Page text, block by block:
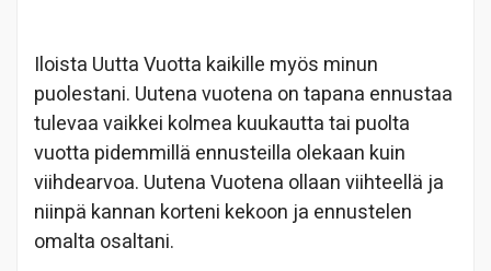
Iloista Uutta Vuotta kaikille myös minun
puolestani. Uutena vuotena on tapana ennustaa
tulevaa vaikkei kolmea kuukautta tai puolta
vuotta pidemmillä ennusteilla olekaan kuin
viihdearvoa. Uutena Vuotena ollaan viihteellä ja
niinpä kannan korteni kekoon ja ennustelen
omalta osaltani.